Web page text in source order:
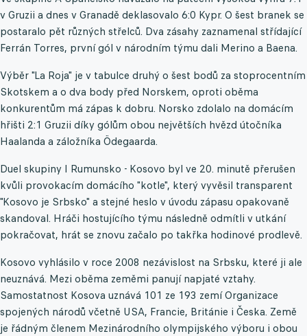
v Gruzii a dnes v Granadě deklasovalo 6:0 Kypr. O šest branek se
postaralo pět různých střelců. Dva zásahy zaznamenal střídající
Ferrán Torres, první gól v národním týmu dali Merino a Baena.
Výběr "La Roja" je v tabulce druhý o šest bodů za stoprocentním
Skotskem a o dva body před Norskem, oproti oběma
konkurentům má zápas k dobru. Norsko zdolalo na domácím
hřišti 2:1 Gruzii díky gólům obou největších hvězd útočníka
Haalanda a záložníka Ödegaarda.
Duel skupiny I Rumunsko - Kosovo byl ve 20. minutě přerušen
kvůli provokacím domácího "kotle", který vyvěsil transparent
"Kosovo je Srbsko" a stejné heslo v úvodu zápasu opakovaně
skandoval. Hráči hostujícího týmu následně odmítli v utkání
pokračovat, hrát se znovu začalo po takřka hodinové prodlevě.
Kosovo vyhlásilo v roce 2008 nezávislost na Srbsku, které ji ale
neuznává. Mezi oběma zeměmi panují napjaté vztahy.
Samostatnost Kosova uznává 101 ze 193 zemí Organizace
spojených národů včetně USA, Francie, Británie i Česka. Země
je řádným členem Mezinárodního olympijského výboru i obou